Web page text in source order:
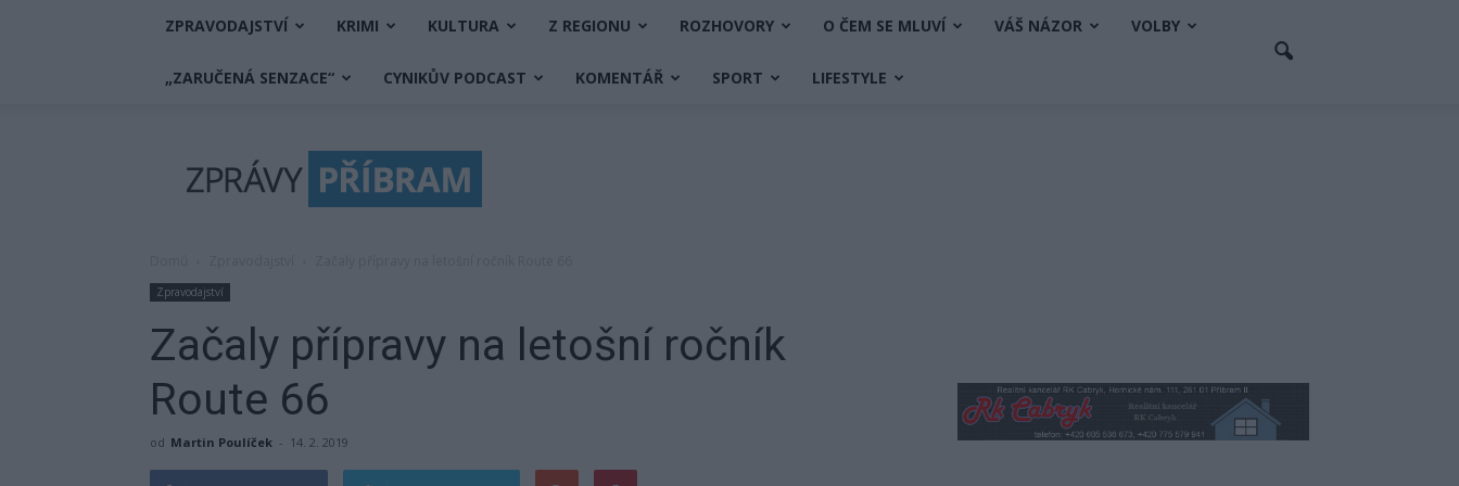
ZPRAVODAJSTVÍ KRIMI KULTURA Z REGIONU ROZHOVORY O ČEM SE MLUVÍ VÁŠ NÁZOR VOLBY
„ZARUČENÁ SENZACE“ CYNIKŮV PODCAST KOMENTÁŘ SPORT LIFESTYLE
Příbram
Zpravodajství
Začaly přípravy na letošní ročník
Route 66
od Martin Poulíček - 14. 2. 2019